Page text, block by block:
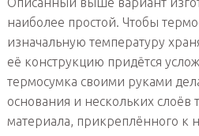
наиболее простой. Чтобы
изначальную температуру
её конструкцию придётся
термосумка своими руками
основания и нескольких слоёв
материала, прикреплённого к